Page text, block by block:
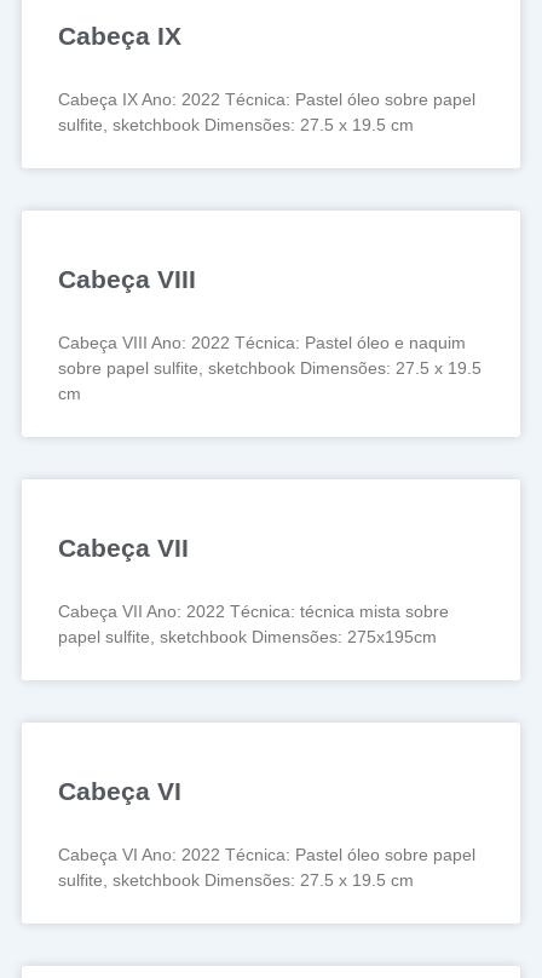
Cabeça IX
Cabeça IX Ano: 2022 Técnica: Pastel óleo sobre papel
sulfite, sketchbook Dimensões: 27.5 x 19.5 cm
Cabeça VIII
Cabeça VIII Ano: 2022 Técnica: Pastel óleo e naquim
sobre papel sulfite, sketchbook Dimensões: 27.5 x 19.5
cm
Cabeça VII
Cabeça VII Ano: 2022 Técnica: técnica mista sobre
papel sulfite, sketchbook Dimensões: 275x195cm
Cabeça VI
Cabeça VI Ano: 2022 Técnica: Pastel óleo sobre papel
sulfite, sketchbook Dimensões: 27.5 x 19.5 cm